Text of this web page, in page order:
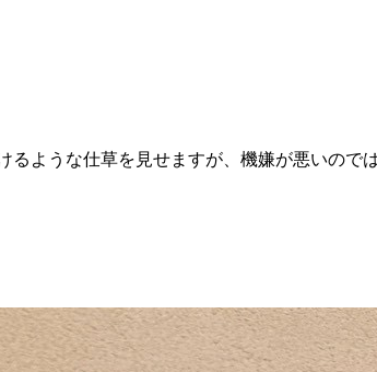
ような仕草を見せますが、機嫌が悪いので